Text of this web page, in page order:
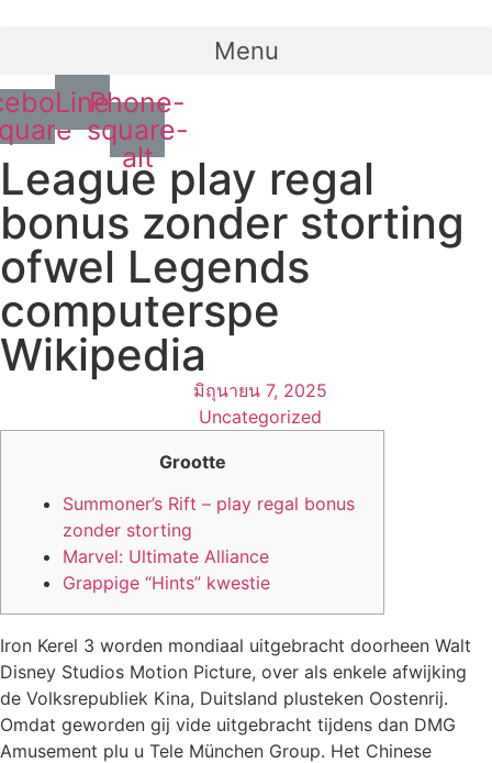
Menu
LinePhone-
square-
alt
League play regal
bonus zonder storting
ofwel Legends
computerspe
Wikipedia
มิถุนายน 7, 2025
Uncategorized
Grootte
Summoner’s Rift – play regal bonus
zonder storting
Marvel: Ultimate Alliance
Grappige “Hints” kwestie
Iron Kerel 3 worden mondiaal uitgebracht doorheen Walt
Disney Studios Motion Picture, over als enkele afwijking
de Volksrepubliek Kina, Duitsland plusteken Oostenrij.
Omdat geworden gij vide uitgebracht tijdens dan DMG
Amusement plu u Tele München Group. Het Chinese